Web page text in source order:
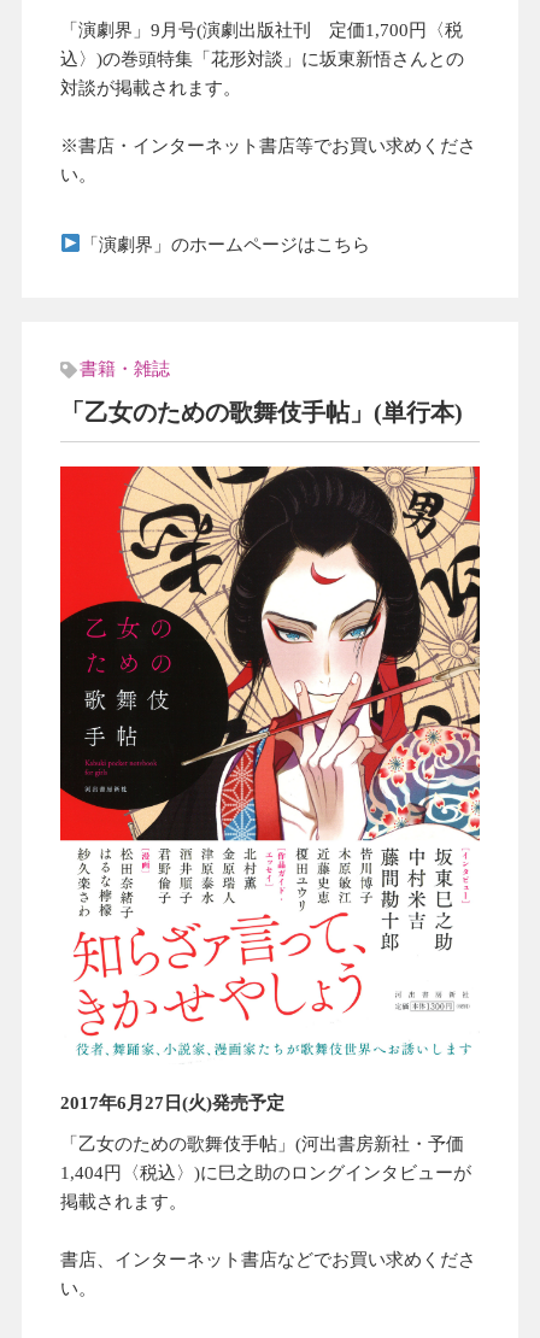
「演劇界」9月号(演劇出版社刊 定価1,700円〈税
込〉)の巻頭特集「花形対談」に坂東新悟さんとの
対談が掲載されます。
※書店・インターネット書店等でお買い求めくださ
い。
「演劇界」のホームページはこちら
書籍・雑誌
「乙女のための歌舞伎手帖」(単行本)
2017年6月27日(火)発売予定
「乙女のための歌舞伎手帖」(河出書房新社・予価
1,404円〈税込〉)に巳之助のロングインタビューが
掲載されます。
書店、インターネット書店などでお買い求めくださ
い。